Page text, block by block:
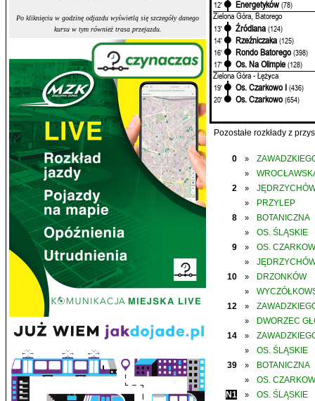
Po kliknięciu w godzinę odjazdu wyświetlą się szczegóły danego
kursu w tym również trasa przejazdu.
12' Energetyków (78)
Zielona Góra, Batorego
13' Źródlana (124)
14'
Rzeźniczaka (125)
16'
Rondo Batorego (398)
17'
Os. Na Olimpie (128)
Zielona Góra - Łężyca
19' Os. Czarkowo I (436)
20'
Os. Czarkowo (654)
Pozostałe rozkłady z
0 »
»
2
»
»
PRZYLEP
8
» BOTANICZNA
»
OS. ŚLĄSKIE
9
» OS.
»
10
» DRZONKÓW
»
12
»
»
DWORZEC
14
»
»
OS. ŚLĄSKIE
39
» BOTANICZNA
»
OS.
N1
»
OS. ŚLĄSKIE